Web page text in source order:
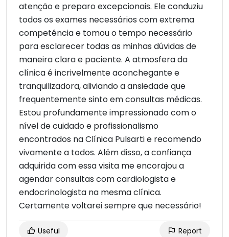
atenção e preparo excepcionais. Ele conduziu
todos os exames necessários com extrema
competência e tomou o tempo necessário
para esclarecer todas as minhas dúvidas de
maneira clara e paciente. A atmosfera da
clínica é incrivelmente aconchegante e
tranquilizadora, aliviando a ansiedade que
frequentemente sinto em consultas médicas.
Estou profundamente impressionado com o
nível de cuidado e profissionalismo
encontrados na Clínica Pulsarti e recomendo
vivamente a todos. Além disso, a confiança
adquirida com essa visita me encorajou a
agendar consultas com cardiologista e
endocrinologista na mesma clínica.
Certamente voltarei sempre que necessário!
Useful Report